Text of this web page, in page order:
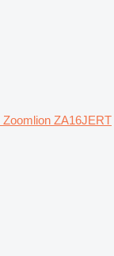
Zoomlion ZA16JERT